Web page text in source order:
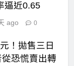
逼近0.65
ago 0
！拋售三日
恐慌賣出轉